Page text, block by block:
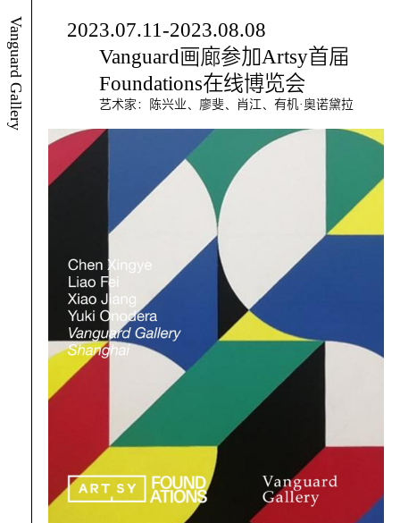
Vanguard Gallery
2023.07.11-2023.08.08
Vanguard画廊参加Artsy首届
Foundations在线博览会
艺术家：陈兴业、廖斐、肖江、有机·奥诺黛拉